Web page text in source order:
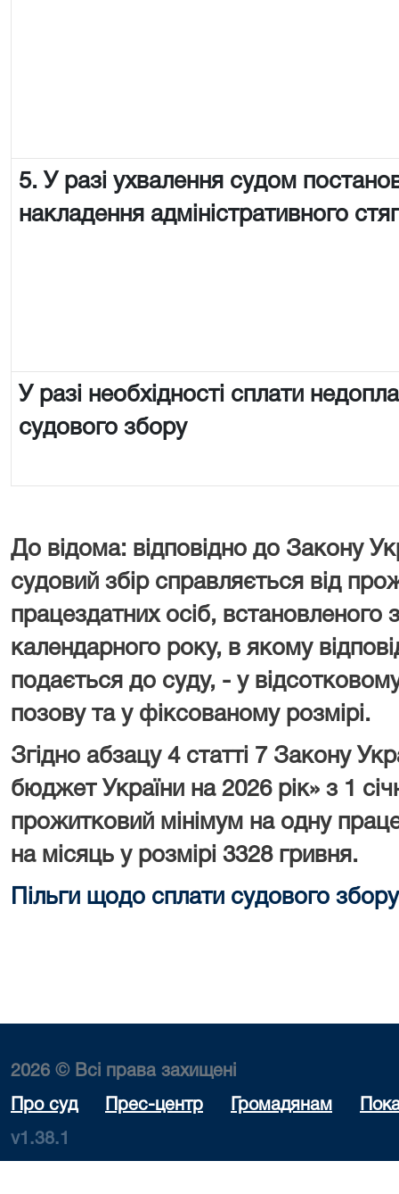
5. У разі ухвалення судом
накладення адміністративного
У разі необхідності сплати
судового збору
До відома: відповідно до Закону
судовий збір справляється від
працездатних осіб, встановленого
календарного року, в якому
подається до суду, - у
позову та у фіксованому розмірі.
Згідно абзацу 4 статті 7 Закону
бюджет України на 2026 рік» з 1
прожитковий мінімум на одну
на місяць у розмірі 3328 гривня.
Пільги щодо сплати судового збору
2026 © Всі права захищені
Про суд Прес-центр Громадянам
v1.38.1